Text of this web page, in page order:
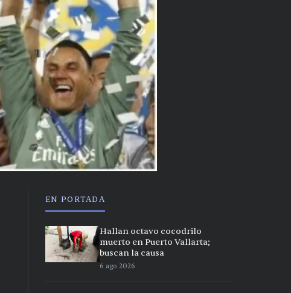
EN PORTADA
Hallan octavo cocodrilo
muerto en Puerto Vallarta;
buscan la causa
6 ago 2026